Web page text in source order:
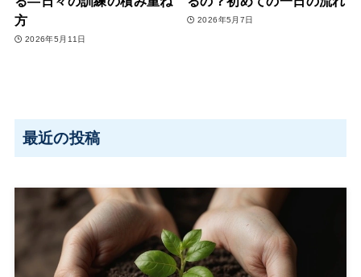
方
2026年5月11日
2026年5月7日
最近の投稿